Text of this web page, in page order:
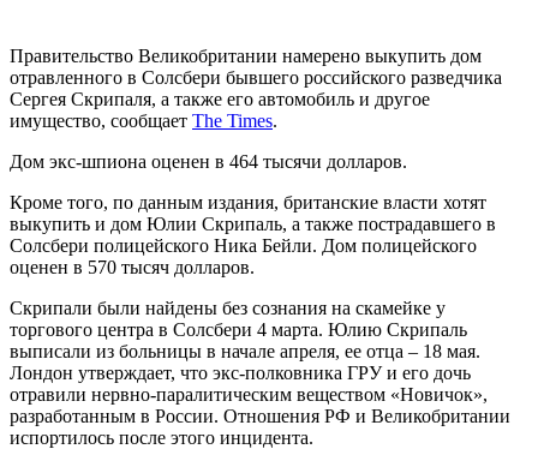
Правительство Великобритании намерено выкупить дом
отравленного в Солсбери бывшего российского разведчика
Сергея Скрипаля, а также его автомобиль и другое
имущество, сообщает The Times.
Дом экс-шпиона оценен в 464 тысячи долларов.
Кроме того, по данным издания, британские власти хотят
выкупить и дом Юлии Скрипаль, а также пострадавшего в
Солсбери полицейского Ника Бейли. Дом полицейского
оценен в 570 тысяч долларов.
Скрипали были найдены без сознания на скамейке у
торгового центра в Солсбери 4 марта. Юлию Скрипаль
выписали из больницы в начале апреля, ее отца – 18 мая.
Лондон утверждает, что экс-полковника ГРУ и его дочь
отравили нервно-паралитическим веществом «Новичок»,
разработанным в России. Отношения РФ и Великобритании
испортилось после этого инцидента.